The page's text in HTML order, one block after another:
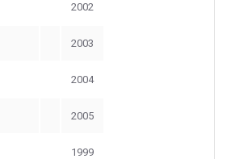
2002
2003
2004
2005
1999